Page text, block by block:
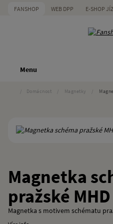
FANSHOP WEB DPP E-SHOP
Menu
Domácnost Magnetky
Magnetka
pražské MHD
Magnetka s motivem schématu